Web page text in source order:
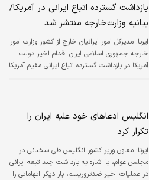
بازداشت گسترده اتباع ایرانی در آمریکا/
بیانیه وزارت‌خارجه منتشر شد
ایرنا: مدیرکل امور ایرانیان خارج از کشور وزارت امور
خارجه جمهوری اسلامی ایران اقدام اخیر دولت
آمریکا در بازداشت گسترده اتباع ایرانی مقیم آمریکا
انگلیس ادعا‌های خود علیه ایران را
تکرار کرد
ایرنا: معاون وزیر کشور انگلیس طی سخنانی در
مجلس عوام، با اشاره به بازداشت چند تبعه ایرانی
در عملیات اخیر ضدتروریسم، بار دیگر اتهاماتی را